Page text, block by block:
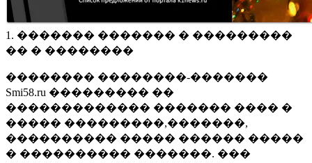
1. ������� ������� � ���������
�� � ��������
�������� ��������-�������
Smi58.ru ��������� ��
������������� ������� ���� �
����� ���������,�������,
���������� ����� ������ �����
� ���������� �������. ���